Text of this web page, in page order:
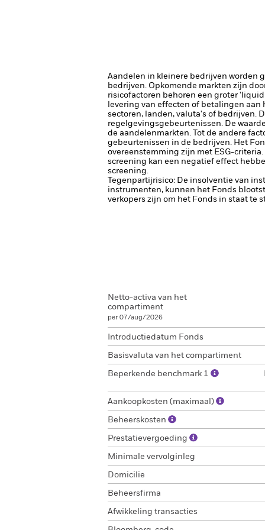
Aandelen in kleinere bedrijven worden
bedrijven. Opkomende markten zijn
risicofactoren behoren een groter
levering van effecten of betalingen
sectoren, landen, valuta's of bedrijven.
regelgevingsgebeurtenissen. De
de aandelenmarkten. Tot de andere
gebeurtenissen in de bedrijven. Het
overeenstemming zijn met ESG-
screening kan een negatief effect
screening.
Tegenpartijrisico: De insolventie van
instrumenten, kunnen het Fonds
verkopers zijn om het Fonds in staat te
Netto-activa van het
compartiment
per 07/aug/2026
Introductiedatum Fonds
Basisvaluta van het compartiment
Beperkende benchmark 1
Aankoopkosten (maximaal)
Beheerskosten
Prestatievergoeding
Minimale vervolginleg
Domicilie
Beheersfirma
Afwikkeling transacties